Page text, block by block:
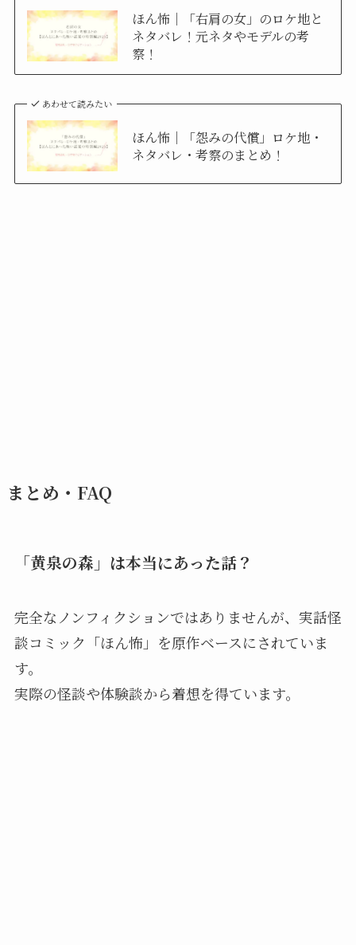
ほん怖｜「右肩の女」のロケ地と
ネタバレ！元ネタやモデルの考
察！
あわせて読みたい
ほん怖｜「怨みの代償」ロケ地・
ネタバレ・考察のまとめ！
まとめ・FAQ
「黄泉の森 」 は本当にあった話？
完全なノンフィクションではありませんが、実話怪
談コミック「ほん怖」を原作ベースにされていま
す。
実際の怪談や体験談から着想を得ています。